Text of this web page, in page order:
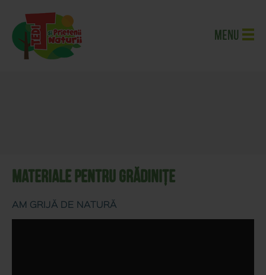
Menu
Materiale pentru grădinițe
AM GRIJĂ DE NATURĂ